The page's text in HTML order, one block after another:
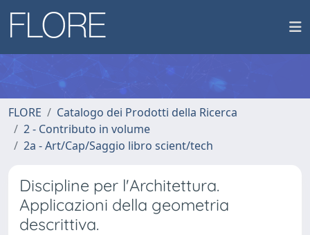
FLORE
Catalogo dei Prodotti della Ricerca
2 - Contributo in volume
2a - Art/Cap/Saggio libro scient/tech
Discipline per l'Architettura.
Applicazioni della geometria
descrittiva.